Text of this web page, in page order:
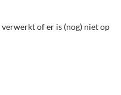
of er is (nog) niet op